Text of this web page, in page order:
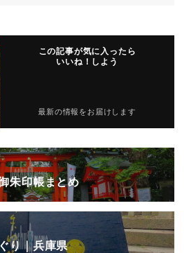
この記事が気に入ったら
いいね！しよう
最新の情報をお届けします
朱印帳まとめ
り｜兵庫県